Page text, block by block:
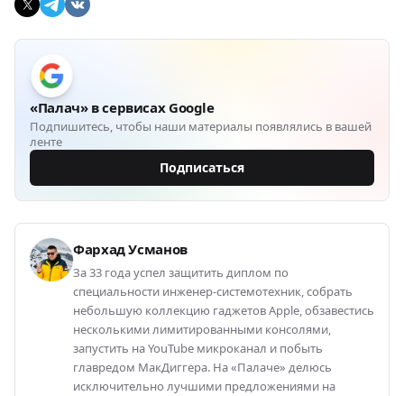
«Палач» в сервисах Google
Подпишитесь, чтобы наши материалы появлялись в вашей
ленте
Подписаться
Фархад Усманов
За 33 года успел защитить диплом по
специальности инженер-системотехник, собрать
небольшую коллекцию гаджетов Apple, обзавестись
несколькими лимитированными консолями,
запустить на YouTube микроканал и побыть
главредом МакДиггера. На «Палаче» делюсь
исключительно лучшими предложениями на